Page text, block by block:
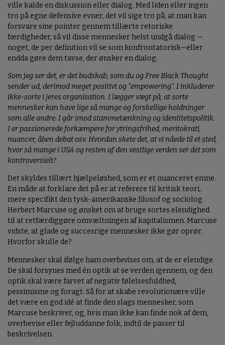
ville kalde en diskussion eller dialog. Med liden eller ingen
tro på egne defensive evner, det vil sige tro på, at man kan
forsvare sine pointer gennem tillærte retoriske
færdigheder, så vil disse mennesker helst undgå dialog —
noget, de per definition vil se som konfrontatorisk—eller
endda gøre dem tavse, der ønsker en dialog.
Som jeg ser det, er det budskab, som du og Free Black Thought
sender ud, derimod meget positivt og ”empowering”. I inkluderer
ikke-sorte i jeres organisation. I lægger vægt på, at sorte
mennesker kan have lige så mange og forskellige holdninger
som alle andre. I går imod stammetænkning og identitetspolitik.
I er passionerede forkæmpere for ytringsfrihed, meritokrati,
nuancer, åben debat osv. Hvordan skete det, at vi nåede til et sted,
hvor så mange i USA og resten af den vestlige verden ser det som
kontroversielt?
Det skyldes tillært hjælpeløshed, som er et nuanceret emne.
En måde at forklare det på er at referere til kritisk teori,
mere specifikt den tysk-amerikanske filosof og sociolog
Herbert Marcuse og ønsket om at bruge sortes elendighed
til at retfærdiggøre omvæltningen af kapitalismen. Marcuse
vidste, at glade og succesrige mennesker ikke gør oprør.
Hvorfor skulle de?
Mennesker skal ifølge hamoverbevises om, at de er elendige.
De skal forsynes med én optik at se verden igennem, og den
optik skal være farvet af negativ følelsesfuldhed,
pessimisme og foragt. Så for at skabe revolutionære ville
det være en god idé at finde den slags mennesker, som
Marcuse beskriver, og, hvis man ikke kan finde nok af dem,
overbevise eller fejluddanne folk, indtil de passer til
beskrivelsen.